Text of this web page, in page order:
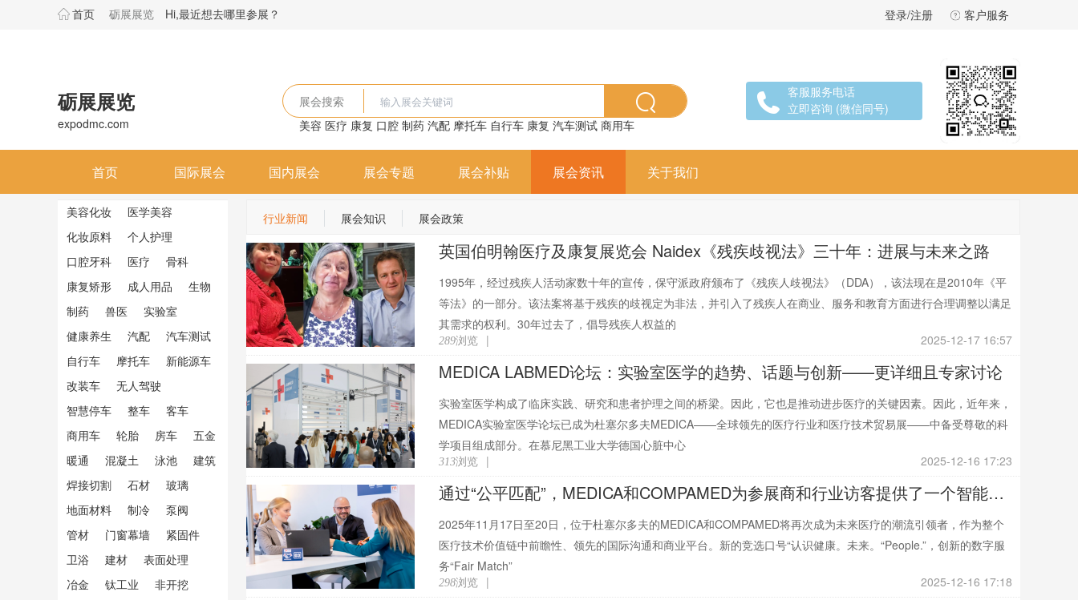
首页 砺展展览 Hi,最近想去哪里参展？ 登录/注册 客户服务
砺展展览
expodmc.com
展会搜索
美容 医疗 康复 口腔 制药 汽配 摩托车 自行车 康复 汽车测试 商用车
客服服务电话
立即咨询 (微信同号)
首页 国际展会 国内展会 展会专题 展会补贴 展会资讯 关于我们
美容化妆
医学美容
化妆原料
个人护理
口腔牙科
医疗
骨科
康复矫形
成人用品
生物
制药
兽医
实验室
健康养生
汽配
汽车测试
自行车
摩托车
新能源车
改装车
无人驾驶
智慧停车
整车
客车
商用车
轮胎 房车
五金
暖通
混凝土 泳池
建筑
焊接切割
石材
玻璃
地面材料
制冷
泵阀
管材
门窗幕墙
紧固件
卫浴
建材
表面处理
冶金
钛工业
非开挖
行业新闻 展会知识 展会政策
英国伯明翰医疗及康复展览会 Naidex《残疾歧视法》三十年：进展与未来之路
1995年，经过残疾人活动家数十年的宣传，保守派政府颁布了《残疾人歧视法》（DDA），该法现在是2010年《平
等法》的一部分。该法案将基于残疾的歧视定为非法，并引入了残疾人在商业、服务和教育方面进行合理调整以满足
其需求的权利。30年过去了，倡导残疾人权益的
289浏览 | 2025-12-17 16:57
MEDICA LABMED论坛：实验室医学的趋势、话题与创新——更详细且专家讨论
实验室医学构成了临床实践、研究和患者护理之间的桥梁。因此，它也是推动进步医疗的关键因素。因此，近年来，
MEDICA实验室医学论坛已成为杜塞尔多夫MEDICA——全球领先的医疗行业和医疗技术贸易展——中备受尊敬的科
学项目组成部分。在慕尼黑工业大学德国心脏中心
313浏览 | 2025-12-16 17:23
通过“公平匹配”，MEDICA和COMPAMED为参展商和行业访客提供了一个智能的社交工具
2025年11月17日至20日，位于杜塞尔多夫的MEDICA和COMPAMED将再次成为未来医疗的潮流引领者，作为整个
医疗技术价值链中前瞻性、领先的国际沟通和商业平台。新的竞选口号“认识健康。未来。“People.”，创新的数字服
务“Fair Match”
298浏览 | 2025-12-16 17:18